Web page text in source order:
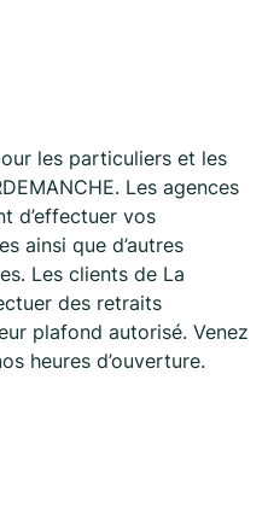
les particuliers et les
Les agences
d’effectuer vos
ainsi que d’autres
Les clients de La
des retraits
plafond autorisé. Venez
heures d’ouverture.